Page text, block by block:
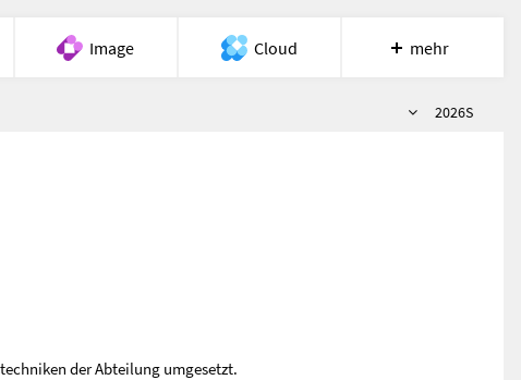
Image Cloud
Hilfe
mehr
Semester
2026S
der Abteilung umgesetzt.